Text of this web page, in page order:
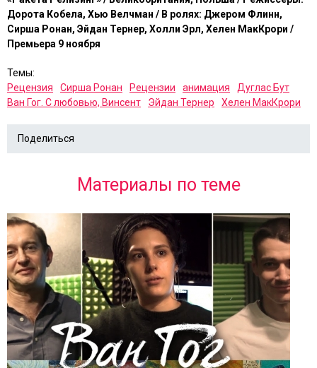
Дорота Кобела, Хью Велчман / В ролях: Джером Флинн,
Сирша Ронан, Эйдан Тернер, Холли Эрл, Хелен МакКрори /
Премьера 9 ноября
Темы:
Рецензия
Сирша Ронан Рецензии анимация
Дуглас Бут
Ван Гог. С любовью, Винсент
Эйдан Тернер Хелен МакКрори
Поделиться
Материалы по теме